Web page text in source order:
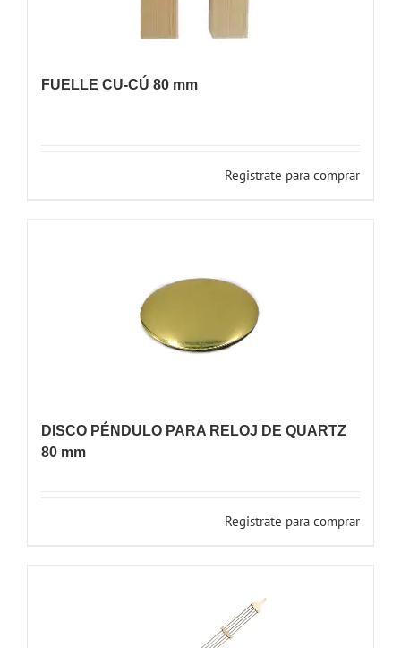
FUELLE CU-CÚ 80 mm
Registrate para comprar
DISCO PÉNDULO PARA RELOJ DE QUARTZ
80 mm
Registrate para comprar